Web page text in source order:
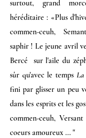
surtout, grand
héréditaire : «Plus
commen-ceuh,
saphir ! Le jeune avril
Bercé sur l'aile du
sûr qu'avec le temps
fini par glisser un peu
dans les esprits et les
commen-ceuh,
coeurs amoureux ... "